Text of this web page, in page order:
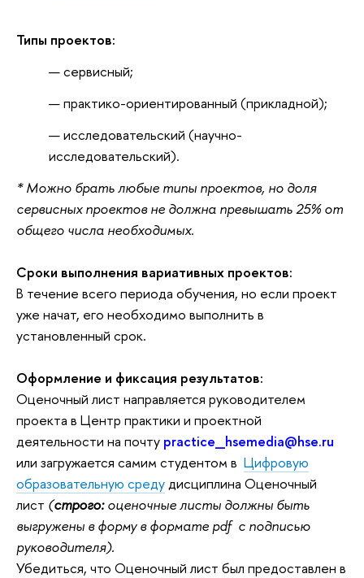
Типы проектов:
сервисный;
практико-ориентированный (прикладной);
исследовательский (научно-
исследовательский).
* Можно брать любые типы проектов, но доля
сервисных проектов не должна превышать 25% от
общего числа необходимых.
Сроки выполнения вариативных проектов:
В течение всего периода обучения, но если проект
уже начат, его необходимо выполнить в
установленный срок.
Оформление и фиксация результатов:
Оценочный лист направляется руководителем
проекта в Центр практики и проектной
деятельности на почту practice_hsemedia@hse.ru
или загружается самим студентом в Цифровую
образовательную средудисциплина Оценочный
лист (строго:оценочные листы должны быть
выгружены в форму в формате pdf с подписью
руководителя).
Убедиться, что Оценочный лист был предоставлен в